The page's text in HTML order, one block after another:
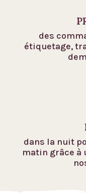
des
étiquetage,
dans la nuit
matin grâce à